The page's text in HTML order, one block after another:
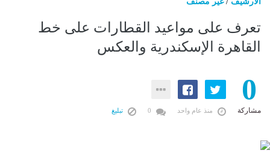
تعرف على مواعيد القطارات على خط
القاهرة الإسكندرية والعكس
0
مشاركة منذ عام واحد تبليغ